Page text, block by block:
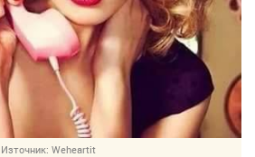
Източник: Weheartit